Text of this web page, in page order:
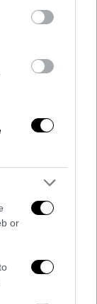
or
και
τα
στο
και κατά
και